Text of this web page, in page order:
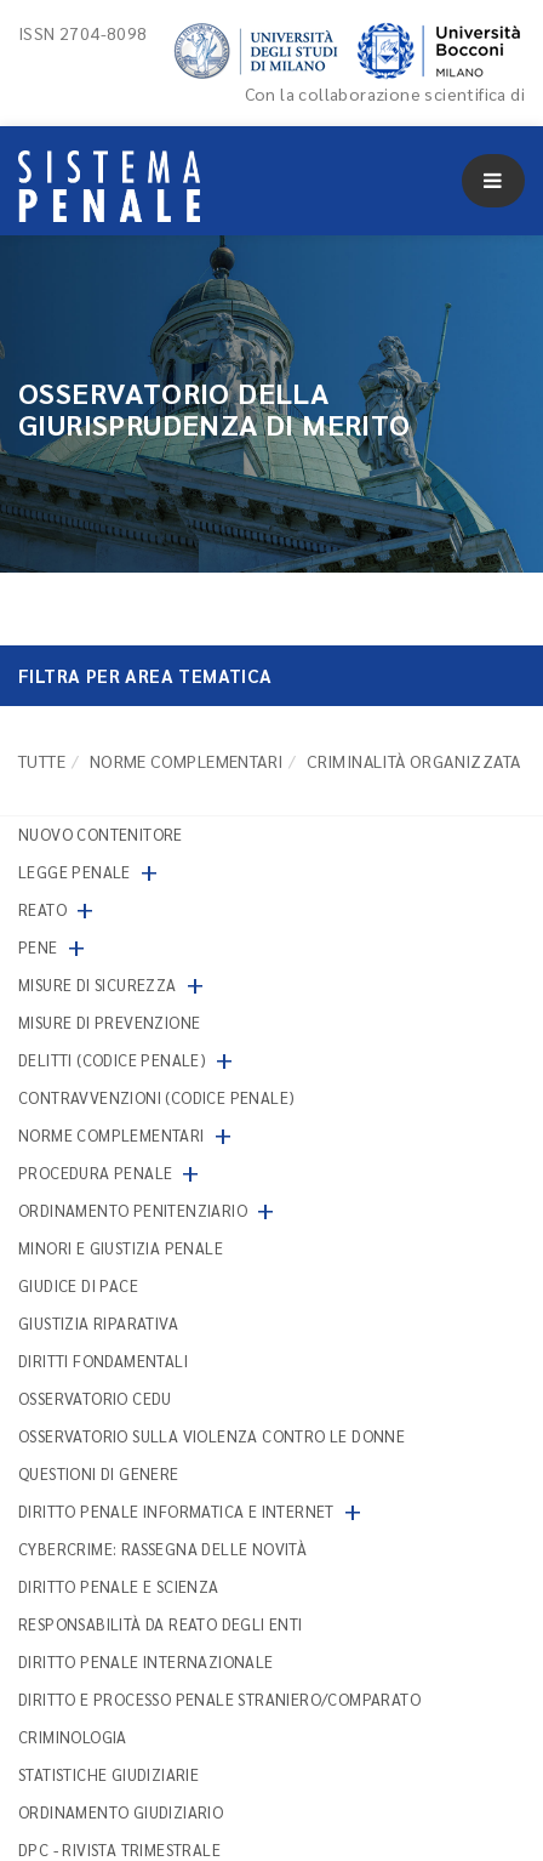
ISSN 2704-8098
Con la collaborazione scientifica di
OSSERVATORIO DELLA
GIURISPRUDENZA DI MERITO
FILTRA PER AREA TEMATICA
TUTTE NORME COMPLEMENTARI CRIMINALITÀ ORGANIZZATA
NUOVO CONTENITORE
LEGGE PENALE +
REATO +
PENE +
MISURE DI SICUREZZA +
MISURE DI PREVENZIONE
DELITTI (CODICE PENALE) +
CONTRAVVENZIONI (CODICE PENALE)
NORME COMPLEMENTARI
+
PROCEDURA PENALE +
ORDINAMENTO PENITENZIARIO +
MINORI E GIUSTIZIA PENALE
GIUDICE DI PACE
GIUSTIZIA RIPARATIVA
DIRITTI FONDAMENTALI
OSSERVATORIO CEDU
OSSERVATORIO SULLA VIOLENZA CONTRO LE DONNE
QUESTIONI DI GENERE
DIRITTO PENALE INFORMATICA E INTERNET +
CYBERCRIME: RASSEGNA DELLE NOVITÀ
DIRITTO PENALE E SCIENZA
RESPONSABILITÀ DA REATO DEGLI ENTI
DIRITTO PENALE INTERNAZIONALE
DIRITTO E PROCESSO PENALE STRANIERO/COMPARATO
CRIMINOLOGIA
STATISTICHE GIUDIZIARIE
ORDINAMENTO GIUDIZIARIO
DPC - RIVISTA TRIMESTRALE